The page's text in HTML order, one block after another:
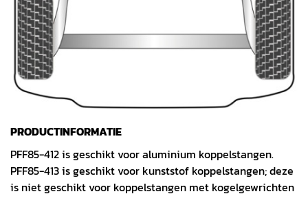
PRODUCTINFORMATIE
PFF85-412 is geschikt voor aluminium koppelstangen.
PFF85-413 is geschikt voor kunststof koppelstangen; deze
is niet geschikt voor koppelstangen met kogelgewrichten